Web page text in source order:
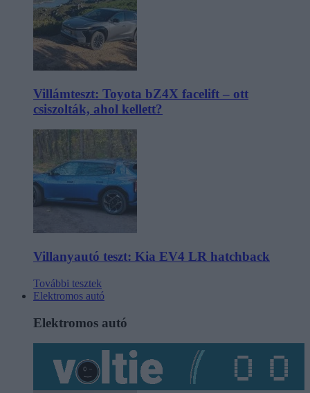
Villámteszt: Toyota bZ4X facelift – ott
csiszolták, ahol kellett?
Villanyautó teszt: Kia EV4 LR hatchback
További tesztek
Elektromos autó
Elektromos autó